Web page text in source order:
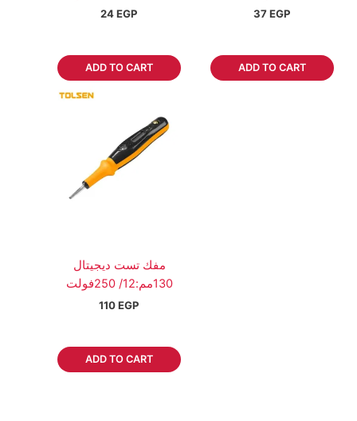
24EGP
ADD TO CART
37EGP
ADD TO CART
مفك تست ديجيتال
130مم:12/ 250فولت
110EGP
ADD TO CART